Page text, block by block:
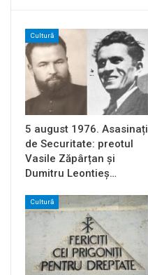
Cultură
5 august 1976. Asasinați
de Securitate: preotul
Vasile Zăpârțan și
Dumitru Leontieș…
Cultură